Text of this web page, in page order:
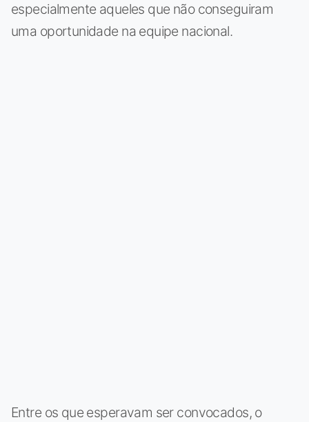
especialmente aqueles que não conseguiram
uma oportunidade na equipe nacional.
Entre os que esperavam ser convocados, o